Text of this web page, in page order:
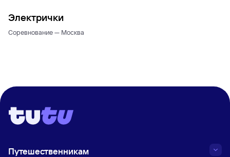
Электрички
Соревнование — Москва
Путешественникам